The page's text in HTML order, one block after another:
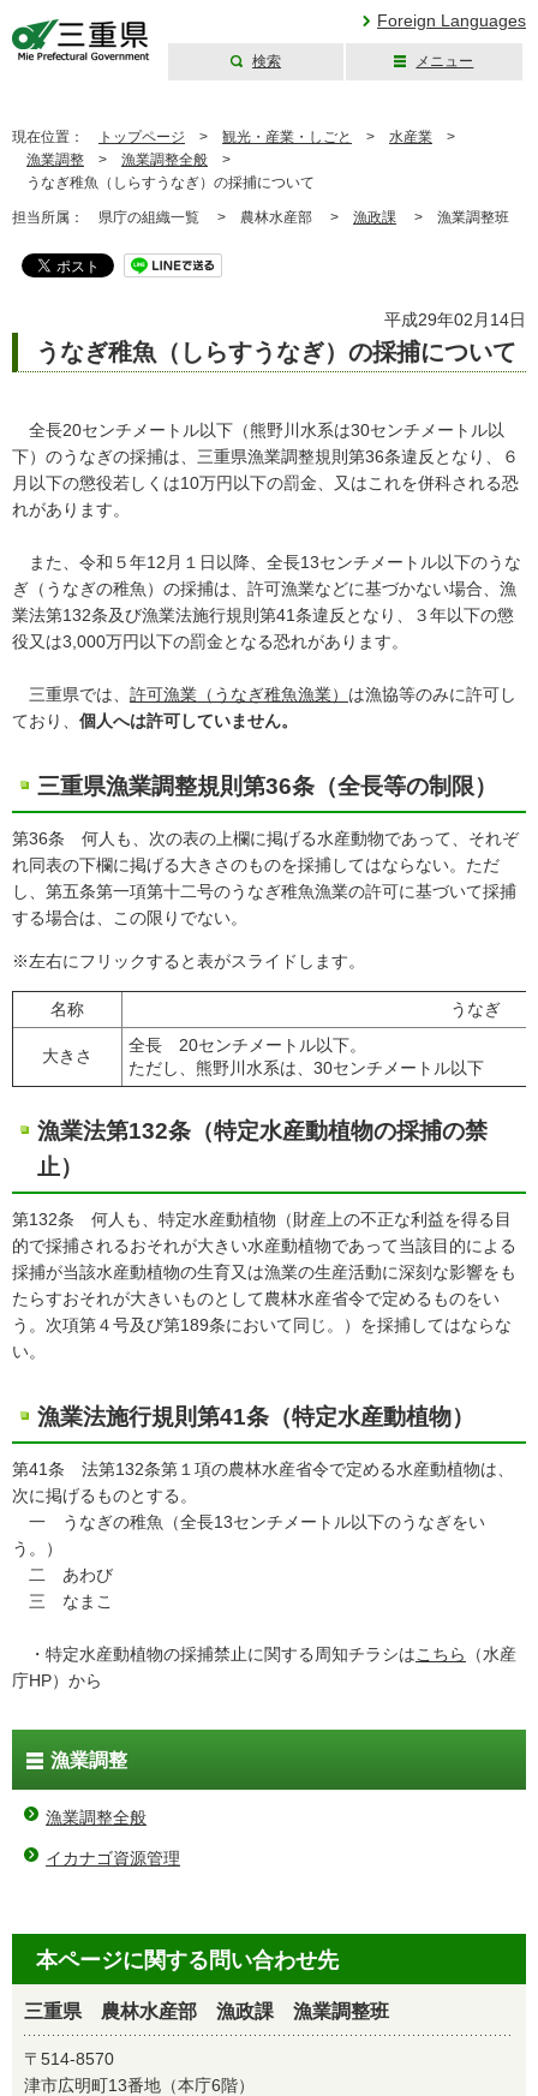
Foreign Languages
検索 メニュー
現在位置： トップページ > 観光・産業・しごと > 水産業 >
漁業調整 > 漁業調整全般 >
うなぎ稚魚（しらすうなぎ）の採捕について
担当所属： 県庁の組織一覧 > 農林水産部 > 漁政課 > 漁業調整班
平成29年02月14日
うなぎ稚魚（しらすうなぎ）の採捕について
全長20センチメートル以下（熊野川水系は30センチメートル以
下）のうなぎの採捕は、三重県漁業調整規則第36条違反となり、６
月以下の懲役若しくは10万円以下の罰金、又はこれを併科される恐
れがあります。
また、令和５年12月１日以降、全長13センチメートル以下のうな
ぎ（うなぎの稚魚）の採捕は、許可漁業などに基づかない場合、漁
業法第132条及び漁業法施行規則第41条違反となり、３年以下の懲
役又は3,000万円以下の罰金となる恐れがあります。
三重県では、 許可漁業（うなぎ稚魚漁業） は漁協等のみに許可し
ており、 個人へは許可していません。
三重県漁業調整規則第36条（全長等の制限）
第36条 何人も、次の表の上欄に掲げる水産動物であって、それぞ
れ同表の下欄に掲げる大きさのものを採捕してはならない。ただ
し、第五条第一項第十二号のうなぎ稚魚漁業の許可に基づいて採捕
する場合は、この限りでない。
※左右にフリックすると表がスライドします。
名称 うなぎ
大きさ
全長 20センチメートル以下。
ただし、熊野川水系は、30センチメートル以下
漁業法第132条（特定水産動植物の採捕の禁
止）
第132条 何人も、特定水産動植物（財産上の不正な利益を得る目
的で採捕されるおそれが大きい水産動植物であって当該目的による
採捕が当該水産動植物の生育又は漁業の生産活動に深刻な影響をも
たらすおそれが大きいものとして農林水産省令で定めるものをい
う。次項第４号及び第189条において同じ。）を採捕してはならな
い。
漁業法施行規則第41条（特定水産動植物）
第41条 法第132条第１項の農林水産省令で定める水産動植物は、
次に掲げるものとする。
一 うなぎの稚魚（全長13センチメートル以下のうなぎをい
う。）
二 あわび
三 なまこ
・特定水産動植物の採捕禁止に関する周知チラシはこちら
（水産
庁HP）から
漁業調整
漁業調整全般
イカナゴ資源管理
本ページに関する問い合わせ先
三重県 農林水産部 漁政課 漁業調整班
〒514-8570
津市広明町13番地（本庁6階）